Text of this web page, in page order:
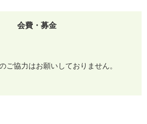
会費・募金
ご協力はお願いしておりません。